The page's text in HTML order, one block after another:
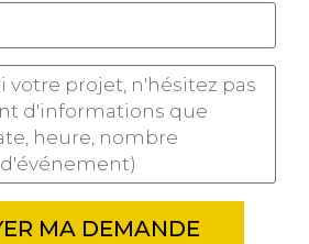
MA DEMANDE